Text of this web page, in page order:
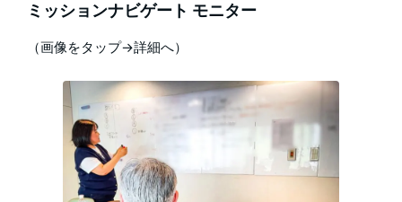
ミッションナビゲート モニター
（画像をタップ→詳細へ）